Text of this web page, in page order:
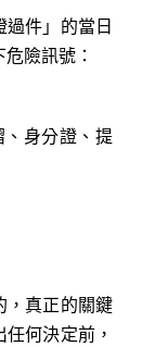
件」的當日
險訊號：
身分證、提
，真正的關鍵
何決定前，